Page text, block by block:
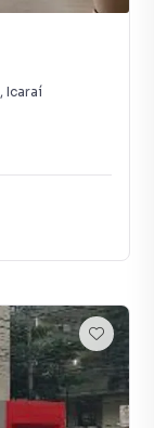
, Icaraí